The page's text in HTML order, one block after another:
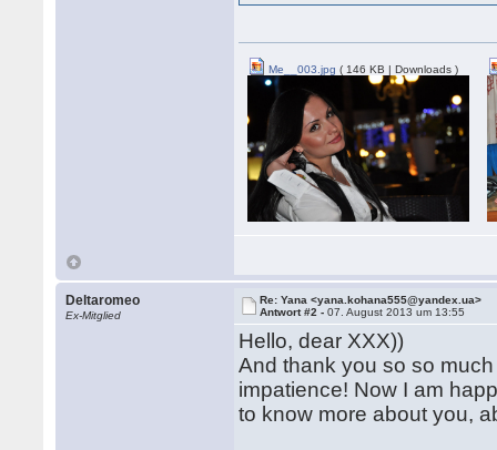
Me__003.jpg ( 146 KB | Downloads )
Deltaromeo
Ex-Mitglied
Re: Yana <yana.kohana555@yandex.ua>
Antwort #2 -07. August 2013 um 13:55
Hello, dear XXX))
And thank you so so
impatience! Now I am
to know more about you,